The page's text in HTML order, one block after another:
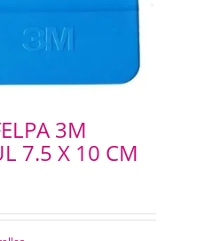
3M
7.5 X 10 CM